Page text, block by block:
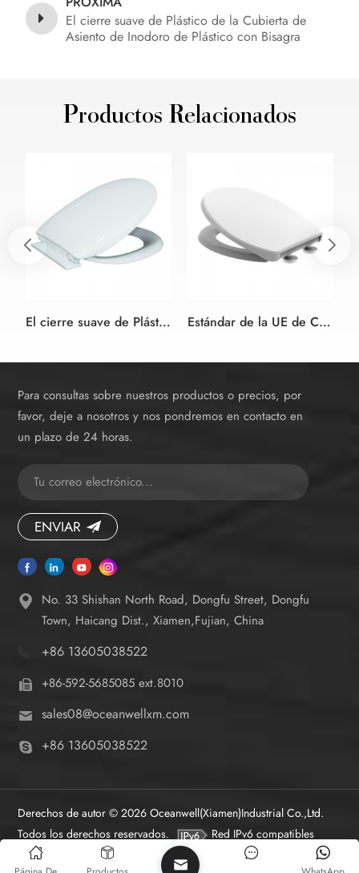
El cierre suave de Plástico de la Cubierta de
Asiento de Inodoro de Plástico con Bisagra
Productos Relacionados
El cierre suave de Plástico de la Cubierta de Asiento de Inodoro de Plástico con Bisagra Estándar de la UE de Cierre Lento y de Liberación Rápida PP WC Asiento de Inodoro
Para consultas sobre nuestros productos o precios, por
favor, deje a nosotros y nos pondremos en contacto en
un plazo de 24 horas.
ENVIAR
No. 33 Shishan North Road, Dongfu Street, Dongfu
Town, Haicang Dist., Xiamen,Fujian, China
+86 13605038522
+86-592-5685085 ext.8010
sales08@oceanwellxm.com
+86 13605038522
Derechos de autor © 2026 Oceanwell(Xiamen)Industrial Co.,Ltd.
Todos los derechos reservados.
Red IPv6 compatibles